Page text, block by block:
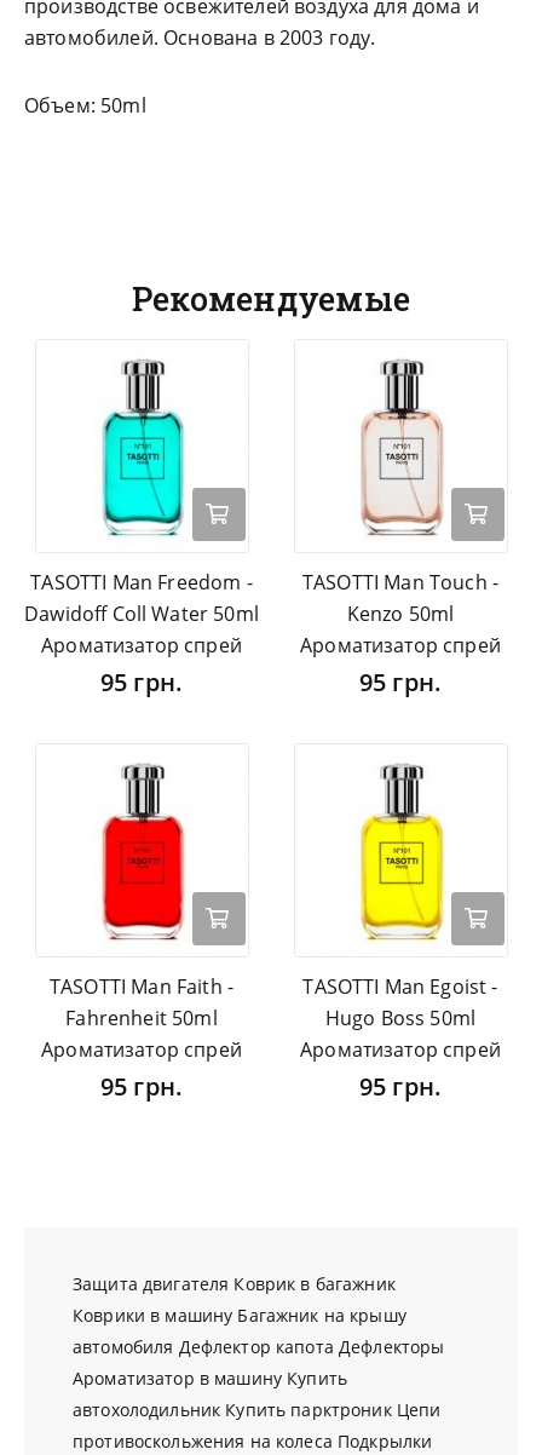
производстве освежителей воздуха для дома и
автомобилей. Основана в 2003 году.
Объем: 50ml
Рекомендуемые
TASOTTI Man Freedom -
Dawidoff Coll Water 50ml
Ароматизатор спрей
95 грн.
TASOTTI Man Touch -
Kenzo 50ml
Ароматизатор спрей
95 грн.
TASOTTI Man Faith -
Fahrenheit 50ml
Ароматизатор спрей
95 грн.
TASOTTI Man Egoist -
Hugo Boss 50ml
Ароматизатор спрей
95 грн.
Защита двигателя Коврик в багажник
Коврики в машину Багажник на крышу
автомобиля Дефлектор капота Дефлекторы
Ароматизатор в машину Купить
автохолодильник Купить парктроник Цепи
противоскольжения на колеса Подкрылки